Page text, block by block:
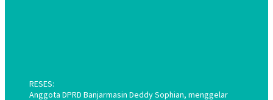
RESES:
Anggota DPRD Banjarmasin Deddy Sophian, menggelar